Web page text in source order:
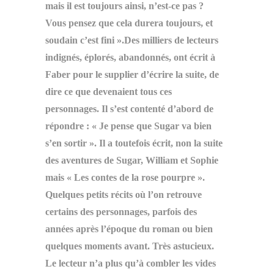
mais il est toujours ainsi, n’est-ce pas ?
Vous pensez que cela durera toujours, et
soudain c’est fini ».Des milliers de lecteurs
indignés, éplorés, abandonnés, ont écrit à
Faber pour le supplier d’écrire la suite, de
dire ce que devenaient tous ces
personnages. Il s’est contenté d’abord de
répondre : « Je pense que Sugar va bien
s’en sortir ». Il a toutefois écrit, non la suite
des aventures de Sugar, William et Sophie
mais « Les contes de la rose pourpre ».
Quelques petits récits où l’on retrouve
certains des personnages, parfois des
années après l’époque du roman ou bien
quelques moments avant. Très astucieux.
Le lecteur n’a plus qu’à combler les vides